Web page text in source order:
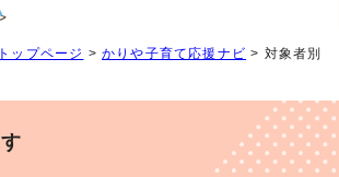
ップページ >かりや子育て応援ナビ > 対象者別